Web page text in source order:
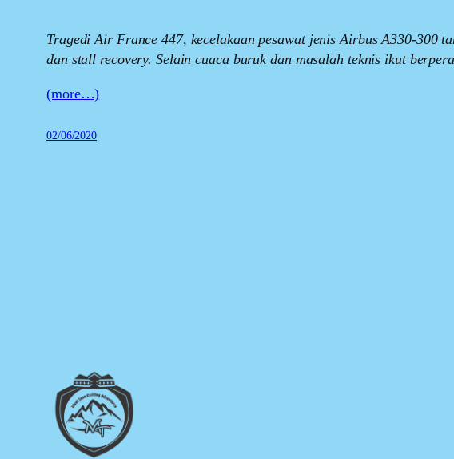
Tragedi Air France 447, kecelakaan pesawat jenis Airbus A330-300
dan stall recovery. Selain cuaca buruk dan masalah teknis ikut
(more…)
02/06/2020